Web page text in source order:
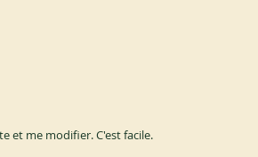
et me modifier. C'est facile.